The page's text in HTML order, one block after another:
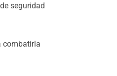
seguridad
combatirla